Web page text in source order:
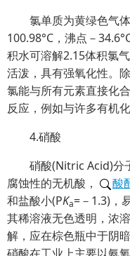
氯单质为黄绿色气体
100.98°C，沸点－
积水可溶解2.15体积氯
活泼，具有强氧化性。
氯能与所有元素直接化
反应，例如与许多有机
4.硝酸
硝酸(Nitric Acid)分子
腐蚀性的无机酸，
酸
和盐酸小(PKa=－1.3)，
其稀溶液无色透明，浓
解，应在棕色瓶中于阴